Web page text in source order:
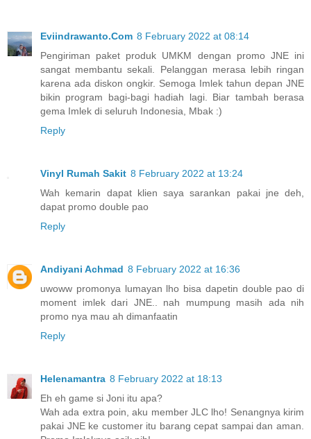
Eviindrawanto.Com 8 February 2022 at 08:14
Pengiriman paket produk UMKM dengan promo JNE ini
sangat membantu sekali. Pelanggan merasa lebih ringan
karena ada diskon ongkir. Semoga Imlek tahun depan JNE
bikin program bagi-bagi hadiah lagi. Biar tambah berasa
gema Imlek di seluruh Indonesia, Mbak :)
Reply
Vinyl Rumah Sakit 8 February 2022 at 13:24
Wah kemarin dapat klien saya sarankan pakai jne deh,
dapat promo double pao
Reply
Andiyani Achmad 8 February 2022 at 16:36
uwoww promonya lumayan lho bisa dapetin double pao di
moment imlek dari JNE.. nah mumpung masih ada nih
promo nya mau ah dimanfaatin
Reply
Helenamantra 8 February 2022 at 18:13
Eh eh game si Joni itu apa?
Wah ada extra poin, aku member JLC lho! Senangnya kirim
pakai JNE ke customer itu barang cepat sampai dan aman.